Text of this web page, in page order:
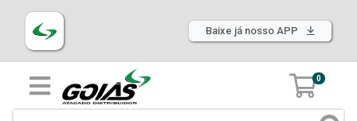
Baixe já nosso APP
0